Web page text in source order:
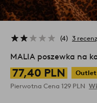
4 3
MALIA poszewka na
77,40 PLN
Outlet
Pierwotna Cena 129 PLN